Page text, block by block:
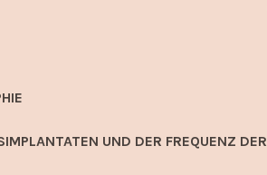
UND DER FREQUENZ DER